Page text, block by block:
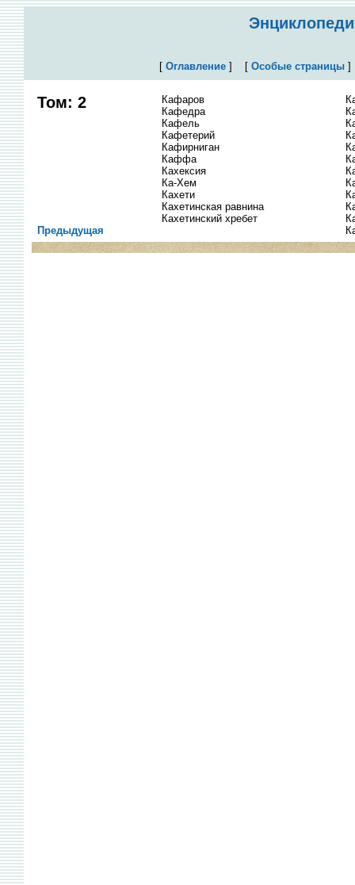
[ Оглавление] [ Особые страницы
Том: 2
Кафаров
Кафедра
Кафель
Кафетерий
Кафирниган
Каффа
Кахексия
Ка-Хем
Кахети
Кахетинская равнина
Кахетинский хребет
Предыдущая